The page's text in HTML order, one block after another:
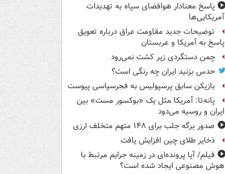
پاسخ معنادار هوافضای سپاه به تهدیدات
آمریکایی‌ها
توضیحات جدید مقاومت عراق درباره تعویق
پاسخ به آمریکا و عربستان
چمن دستگردی زیر کشت نمی‌رود
حدس بزنید ایران چه رنگی است؟
بازیکن سابق پرسپولیس به فجرسپاسی پیوست
پانه‌تا: آمریکا مثل یک «بوکسور مست» بین
ایران و روسیه می‌دود
صدور برگه جلب برای ۱۴۸ متهم متخلف ارزی
ذخایر طلای چین افزایش یافت
فیلم/ آیا پرونده‌ای در زمینه جرایم مرتبط با
هوش مصنوعی ایجاد شده است؟